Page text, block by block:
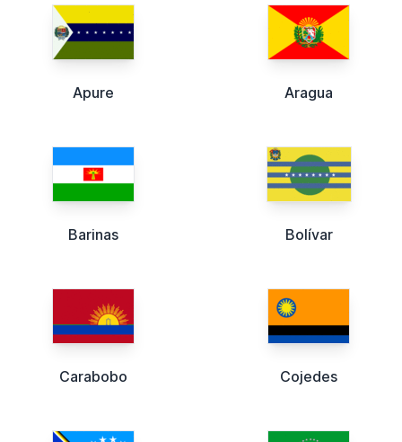
Apure Aragua
Barinas Bolívar
Carabobo Cojedes